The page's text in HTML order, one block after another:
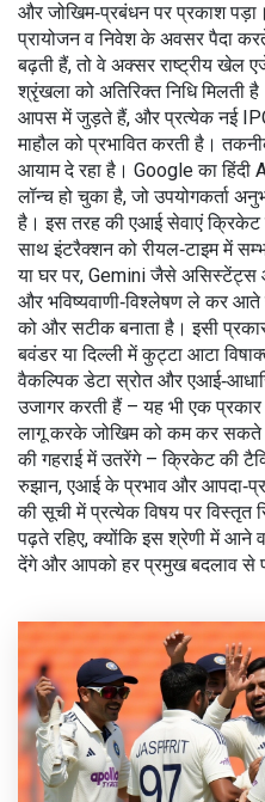
और जोखिम‑प्रबंधन पर प्रकाश
प्रायोजन व निवेश के अवसर पैदा
बढ़ती हैं, तो वे अक्सर राष्ट्रीय खेल
श्रृंखला को अतिरिक्त निधि मिलती
आपस में जुड़ते हैं, और प्रत्येक नई
माहौल को प्रभावित करती है।
आयाम दे रहा है। Google का हिंदी
लॉन्च हो चुका है, जो उपयोगकर्ता
है। इस तरह की एआई सेवाएं क्रिकेट
साथ इंटरैक्शन को रीयल‑टाइम में
या घर पर, Gemini जैसे
और भविष्यवाणी‑विश्लेषण ले कर
को और सटीक बनाता है। इसी
बवंडर या दिल्ली में कुट्टा आटा
वैकल्पिक डेटा स्रोत और
उजागर करती हैं – यह भी एक
लागू करके जोखिम को कम कर सकते
की गहराई में उतरेंगे – क्रिकेट की
रुझान, एआई के प्रभाव और
की सूची में प्रत्येक विषय पर विस्तृत
पढ़ते रहिए, क्योंकि इस श्रेणी में
देंगे और आपको हर प्रमुख बदलाव से